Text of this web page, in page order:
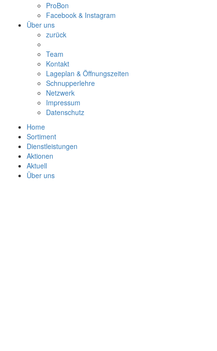
ProBon
Facebook & Instagram
Über uns
zurück
Team
Kontakt
Lageplan & Öffnungszeiten
Schnupperlehre
Netzwerk
Impressum
Datenschutz
Home
Sortiment
Dienstleistungen
Aktionen
Aktuell
Über uns